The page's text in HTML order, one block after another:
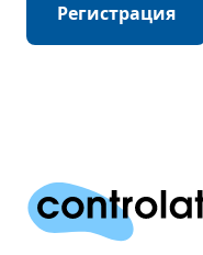
Регистрация